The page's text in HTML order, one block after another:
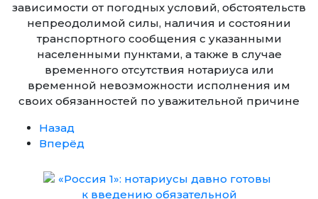
зависимости от погодных условий, обстоятельств
непреодолимой силы, наличия и состоянии
транспортного сообщения с указанными
населенными пунктами, а также в случае
временного отсутствия нотариуса или
временной невозможности исполнения им
своих обязанностей по уважительной причине
Назад
Вперёд